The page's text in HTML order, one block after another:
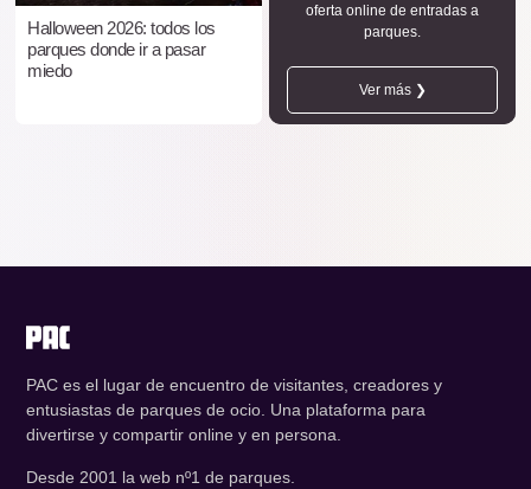
Halloween 2026: todos los
parques donde ir a pasar
miedo
oferta online de entradas a
parques.
Ver más ❯
PAC es el lugar de encuentro de visitantes, creadores y
entusiastas de parques de ocio. Una plataforma para
divertirse y compartir online y en persona.
Desde 2001 la web nº1 de parques.